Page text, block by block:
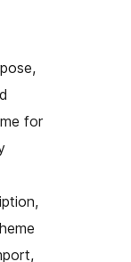
for